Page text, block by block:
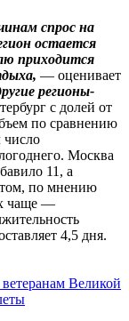
спрос на
остается
приходится
— оценивает
регионы-
с долей от
по сравнению
Москва
11, а
по мнению
чаще —
4,5 дня.
Великой